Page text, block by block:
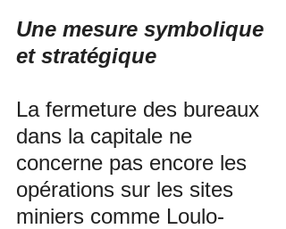
Une mesure symbolique
et stratégique
La fermeture des bureaux
dans la capitale ne
concerne pas encore les
opérations sur les sites
miniers comme Loulo-